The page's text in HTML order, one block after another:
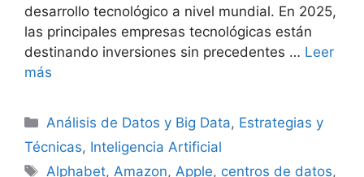
desarrollo tecnológico a nivel mundial. En 2025,
las principales empresas tecnológicas están
destinando inversiones sin precedentes … Leer
más
Categorías
Análisis de Datos y Big Data, Estrategias y
Técnicas, Inteligencia Artificial
Etiquetas
Alphabet, Amazon, Apple, centros de datos,